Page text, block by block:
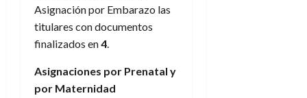
Asignación por Embarazo las
titulares con documentos
finalizados en4.
Asignaciones por Prenatal y
por Maternidad